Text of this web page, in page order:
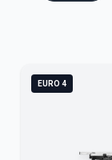
EURO 4